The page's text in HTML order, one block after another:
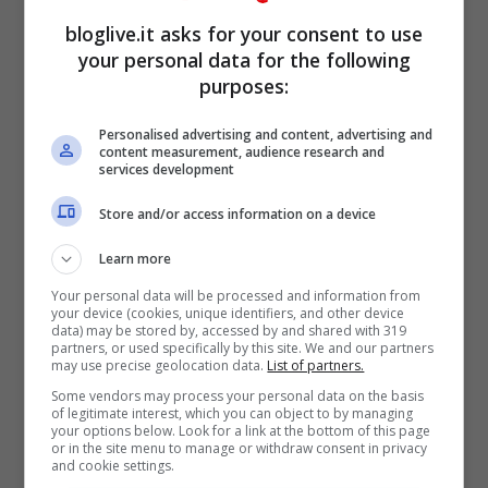
concedere buoni tiri agli altri. Erceg poi è
anche infallibile quando alza la mano e la
sua tripla, assieme a quella di Gordon,
porta il risultato sul 33 a 51
Il terzo quarto inizia sotto il segno di
Hackett
triple riducono il distacco fino al 39 a 51,
poi Green in contropiede chiude l‘8 a 0 di
parziale. Sembra l’inizio di una rimonta, ma
dopo il timeout di Ataman il Gala torna in
campo con un’altra testa e inizia a
difendere meglio. Arroyo continua a fare il
bloglive.it asks for your consent to use
your personal data for the following
purposes:
Personalised advertising and content, advertising and
content measurement, audience research and
services development
Store and/or access information on a device
Learn more
Your personal data will be processed and information from
your device (cookies, unique identifiers, and other device
data) may be stored by, accessed by and shared with 319
partners, or used specifically by this site. We and our partners
may use precise geolocation data. List of partners.
Some vendors may process your personal data on the basis
of legitimate interest, which you can object to by managing
your options below. Look for a link at the bottom of this page
or in the site menu to manage or withdraw consent in privacy
and cookie settings.